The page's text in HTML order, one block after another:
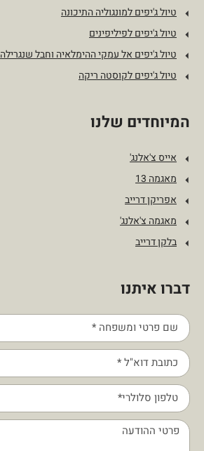
טיול ג'יפים למונגוליה התיכונה
טיול ג'יפים לפיליפינים
טיול ג'יפים אל עמקי ההימלאיה וחבל שנגרילה
טיול ג'יפים לקוסטה ריקה
המיוחדים שלנו
אייס צ'אלנג'
מאגמה 13
אפריקן דרייב
מאגמה צ'אלנג'
בלקן דרייב
דברו איתנו